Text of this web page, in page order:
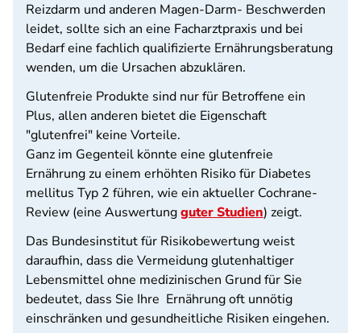
Reizdarm und anderen Magen-Darm- Beschwerden
leidet, sollte sich an eine Facharztpraxis und bei
Bedarf eine fachlich qualifizierte Ernährungsberatung
wenden, um die Ursachen abzuklären.
Glutenfreie Produkte sind nur für Betroffene ein
Plus, allen anderen bietet die Eigenschaft
"glutenfrei" keine Vorteile.
Ganz im Gegenteil könnte eine glutenfreie
Ernährung zu einem erhöhten Risiko für Diabetes
mellitus Typ 2 führen, wie ein aktueller Cochrane-
Review (eine Auswertungguter Studien) zeigt.
Das Bundesinstitut für Risikobewertung weist
daraufhin, dass die Vermeidung glutenhaltiger
Lebensmittel ohne medizinischen Grund für Sie
bedeutet, dass Sie Ihre Ernährung oft unnötig
einschränken und gesundheitliche Risiken eingehen.